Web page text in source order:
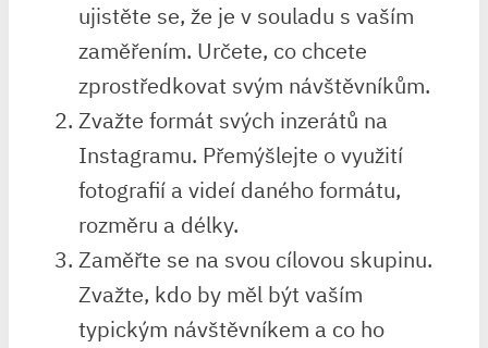
ujistěte se, že je v souladu s vaším
zaměřením. Určete, co chcete
zprostředkovat svým návštěvníkům.
Zvažte formát svých inzerátů na
Instagramu. Přemýšlejte o využití
fotografií a videí daného formátu,
rozměru a délky.
Zaměřte se na svou cílovou skupinu.
Zvažte, kdo by měl být vaším
typickým návštěvníkem a co ho